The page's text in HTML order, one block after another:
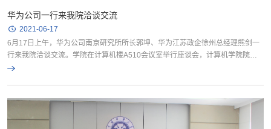
华为公司一行来我院洽谈交流
2021-06-17
6月17日上午，华为公司南京研究所所长郭坤、华为江苏政企徐州总经理熊剑一
行来我院洽谈交流。学院在计算机楼A510会议室举行座谈会，计算机学院院长
周勇，教务部副部长杨得利，计算机学院教学副院长林果园，信控学院教...